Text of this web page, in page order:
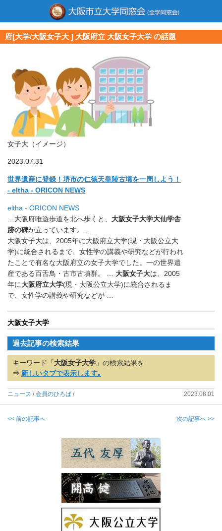
府[大学/大阪女子大 ] 大阪府立 大阪女子大学 の話題
女子大（イメージ）
2023.07.31
世界遺産に登録！堺市の仁徳天皇陵古墳を一周しよう！
- eltha - ORICON NEWS
eltha - ORICON NEWS
…大阪府唯遊歩道を北へ歩くと、 大阪女子大学大仙学舎
跡の碑が立っています。…
大阪女子大は、2005年に大阪府立大学(現・大阪公立大
学)に統合されるまで、女性学の講義や研究などが行われ
たことで有名な大阪府立の女子大学でした。一の世界遺
産である百舌鳥・古市古墳群。 … 大阪女子大は、2005
年に大阪府立大学(現・大阪公立大学)に統合されるま
で、女性学の講義や研究などが …
大阪女子大学
過去記事の検索結果
キーワード「大阪女子大学 」の検索結果を
⇒ 新しいタブで表示します｡
ニュース /会員のひろば / 2023.08.01
<< 前の記事へ 次の記事へ >>